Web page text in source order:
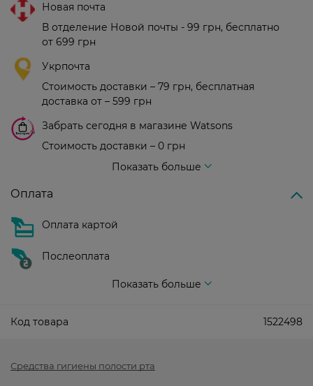
Новая почта
В отделение Новой почты - 99 грн, бесплатно
от 699 грн
Укрпочта
Стоимость доставки – 79 грн, бесплатная
доставка от – 599 грн
Забрать сегодня в магазине Watsons
Стоимость доставки – 0 грн
Показать больше
Оплата
Оплата картой
Послеоплата
Показать больше
Код товара 1522498
Средства гигиены полости рта